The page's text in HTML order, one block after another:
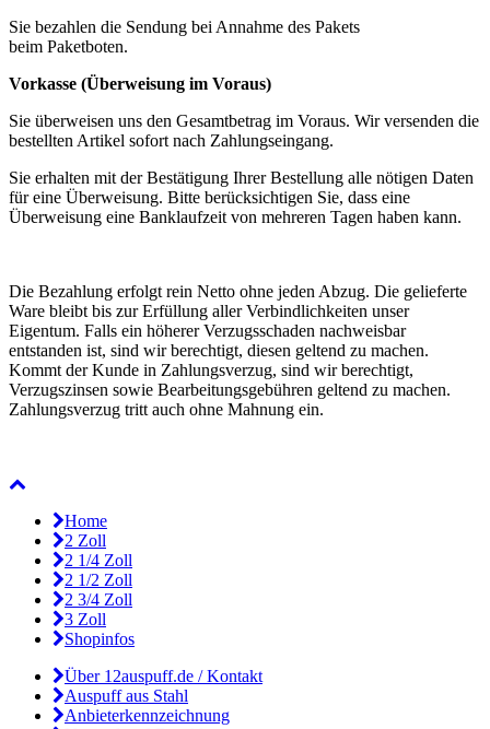
Sie bezahlen die Sendung bei Annahme des Pakets
beim Paketboten.
Vorkasse (Überweisung im Voraus)
Sie überweisen uns den Gesamtbetrag im Voraus. Wir versenden die
bestellten Artikel sofort nach Zahlungseingang.
Sie erhalten mit der Bestätigung Ihrer Bestellung alle nötigen Daten
für eine Überweisung. Bitte berücksichtigen Sie, dass eine
Überweisung eine Banklaufzeit von mehreren Tagen haben kann.
Die Bezahlung erfolgt rein Netto ohne jeden Abzug. Die gelieferte
Ware bleibt bis zur Erfüllung aller Verbindlichkeiten unser
Eigentum. Falls ein höherer Verzugsschaden nachweisbar
entstanden ist, sind wir berechtigt, diesen geltend zu machen.
Kommt der Kunde in Zahlungsverzug, sind wir berechtigt,
Verzugszinsen sowie Bearbeitungsgebühren geltend zu machen.
Zahlungsverzug tritt auch ohne Mahnung ein.
Home
2 Zoll
2 1/4 Zoll
2 1/2 Zoll
2 3/4 Zoll
3 Zoll
Shopinfos
Über 12auspuff.de / Kontakt
Auspuff aus Stahl
Anbieterkennzeichnung